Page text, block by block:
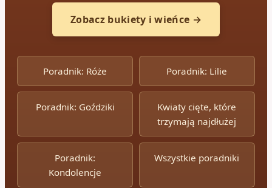
Zobacz bukiety i wieńce →
Poradnik: Róże Poradnik: Lilie
Poradnik: Goździki
Kwiaty cięte, które
trzymają najdłużej
Poradnik:
Kondolencje
Wszystkie poradniki